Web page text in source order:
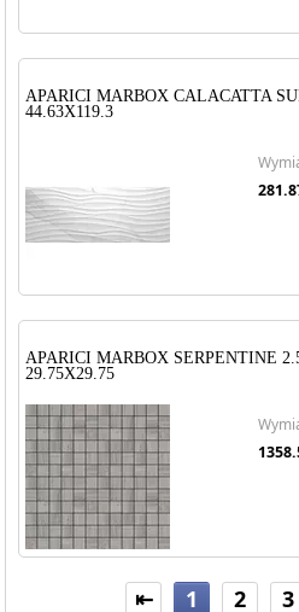
APARICI MARBOX CALACATTA
44.63X119.3
APARICI MARBOX SERPENTINE
29.75X29.75
⇤ 1 2 3